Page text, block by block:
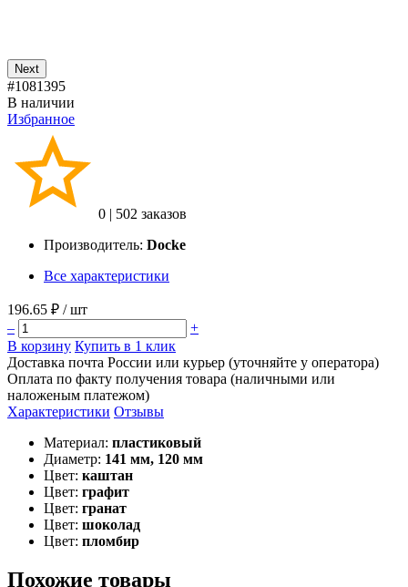
Next
#1081395
В наличии
Избранное
0 | 502 заказов
Производитель: Docke
Все характеристики
196.65 ₽ / шт
–
+
В корзину Купить в 1 клик
Доставка почта России или курьер (уточняйте у оператора)
Оплата по факту получения товара (наличными или
наложеным платежом)
Характеристики Отзывы
Материал: пластиковый
Диаметр: 141 мм, 120 мм
Цвет: каштан
Цвет: графит
Цвет: гранат
Цвет: шоколад
Цвет: пломбир
Похожие товары